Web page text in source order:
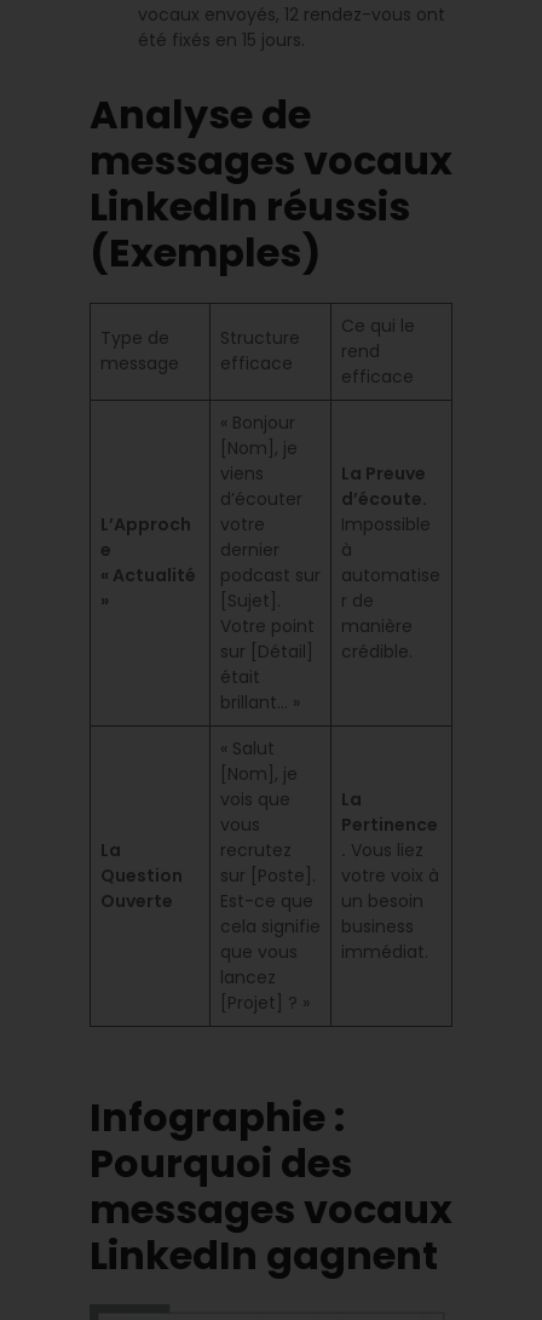
vocaux envoyés, 12 rendez-vous ont
été fixés en 15 jours.
Analyse de
messages vocaux
LinkedIn réussis
(Exemples)
Type de
message
Structure
efficace
Ce qui le
rend
efficace
L’Approch
e
« Actualité
»
« Bonjour
[Nom], je
viens
d’écouter
votre
dernier
podcast sur
[Sujet].
Votre point
sur [Détail]
était
brillant… »
La Preuve
d’écoute.
Impossible
à
automatise
r de
manière
crédible.
La
Question
Ouverte
« Salut
[Nom], je
vois que
vous
recrutez
sur [Poste].
Est-ce que
cela signifie
que vous
lancez
[Projet] ? »
La
Pertinence
. Vous liez
votre voix à
un besoin
business
immédiat.
Infographie :
Pourquoi des
messages vocaux
LinkedIn gagnent